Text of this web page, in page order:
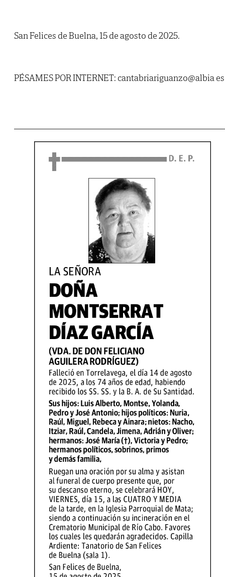
San Felices de Buelna, 15 de agosto de 2025.
PÉSAMES POR INTERNET: cantabriariguanzo@albia es